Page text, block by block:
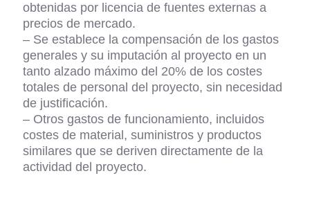
obtenidas por licencia de fuentes externas a
precios de mercado.
– Se establece la compensación de los gastos
generales y su imputación al proyecto en un
tanto alzado máximo del 20% de los costes
totales de personal del proyecto, sin necesidad
de justificación.
– Otros gastos de funcionamiento, incluidos
costes de material, suministros y productos
similares que se deriven directamente de la
actividad del proyecto.